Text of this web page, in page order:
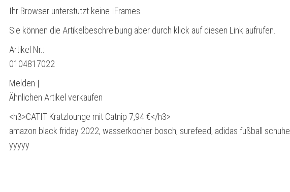
Ihr Browser unterstützt keine IFrames.
Sie können die Artikelbeschreibung aber durch klick auf diesen Link aufrufen.
Artikel Nr.:
0104817022
Melden |
Ähnlichen Artikel verkaufen
<h3>CATIT Kratzlounge mit Catnip 7,94 €</h3>
amazon black friday 2022, wasserkocher bosch, surefeed, adidas fußball schuhe
yyyyy